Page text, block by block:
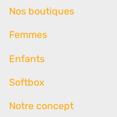
Nos boutiques
Femmes
Enfants
Softbox
Notre concept